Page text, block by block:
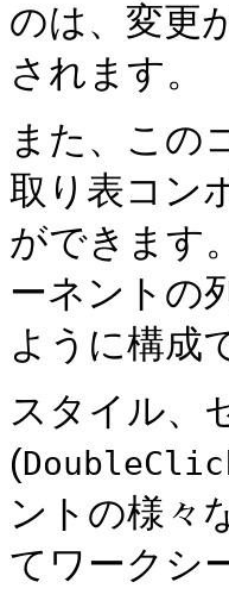
のは、変更
されます。
また、この
取り表コン
ができます
ーネントの
ように構成
スタイル、
(
ントの様々
てワークシ